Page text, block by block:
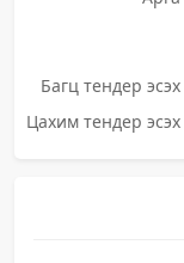
Багц тендер эсэх
Цахим тендер эсэх